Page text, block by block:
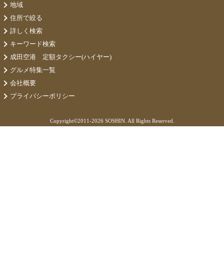
地域
住所で絞る
詳しく検索
キーワード検索
成田空港 定額タクシー(ハイヤー)
グルメ特集一覧
会社概要
プライバシーポリシー
Copyright©2011-2026 SOSHIN. All Rights Reserved.